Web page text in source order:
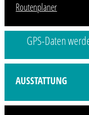
Routenplaner
GPS-Daten
AUSSTATTUNG